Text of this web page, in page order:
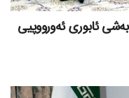
ئابوری ئەورووپیی